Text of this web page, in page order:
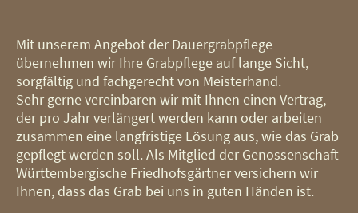
Mit unserem Angebot der Dauergrabpflege
übernehmen wir Ihre Grabpflege auf lange Sicht,
sorgfältig und fachgerecht von Meisterhand.
Sehr gerne vereinbaren wir mit Ihnen einen Vertrag,
der pro Jahr verlängert werden kann oder arbeiten
zusammen eine langfristige Lösung aus, wie das Grab
gepflegt werden soll. Als Mitglied der Genossenschaft
Württembergische Friedhofsgärtner versichern wir
Ihnen, dass das Grab bei uns in guten Händen ist.